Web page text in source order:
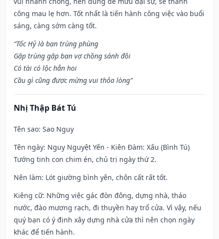
công mau lẹ hơn. Tốt nhất là tiến hành công việc vào buổi
sáng, càng sớm càng tốt.
“Tốc Hỷ là bạn trùng phùng
Gặp trùng gặp bạn vợ chồng sánh đôi
Có tài có lộc hẳn hoi
Cầu gì cũng được mừng vui thỏa lòng”
Nhị Thập Bát Tú
Tên sao: Sao Nguy
Tên ngày: Nguy Nguyệt Yến - Kiên Đàm: Xấu (Bình Tú)
Tướng tinh con chim én, chủ trị ngày thứ 2.
Nên làm: Lót giường bình yên, chôn cất rất tốt.
Kiêng cữ: Những việc gác đòn đông, dựng nhà, tháo
nước, đào mương rạch, đi thuyền hay trổ cửa. Vì vậy, nếu
quý bạn có ý định xây dựng nhà cửa thì nên chọn ngày
khác để tiến hành.